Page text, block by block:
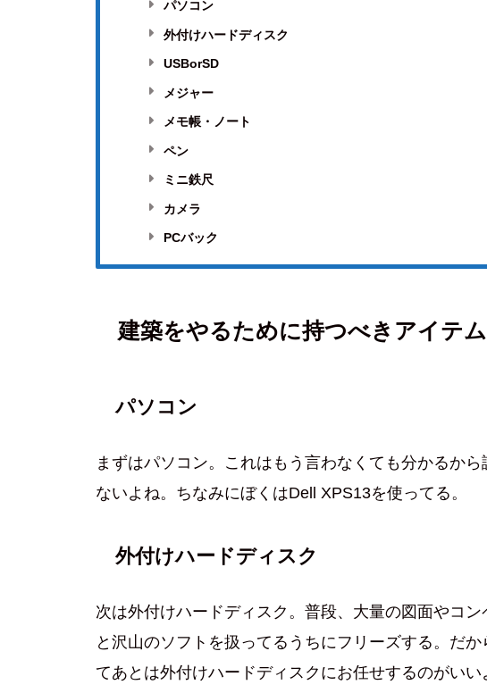
パソコン
外付けハードディスク
USBorSD
メジャー
メモ帳・ノート
ペン
ミニ鉄尺
カメラ
PCバック
建築をやるために持つべきアイテ
パソコン
まずはパソコン。これはもう言わなくても分かるか
ないよね。ちなみにぼくはDell XPS13を使ってる。
外付けハードディスク
次は外付けハードディスク。普段、大量の図面やコ
と沢山のソフトを扱ってるうちにフリーズする。だ
てあとは外付けハードディスクにお任せするのがい